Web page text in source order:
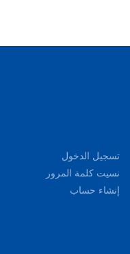
تسجيل الدخول
نسيت كلمة المرور
إنشاء حساب